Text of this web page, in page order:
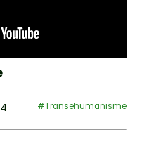
#Transehumanisme